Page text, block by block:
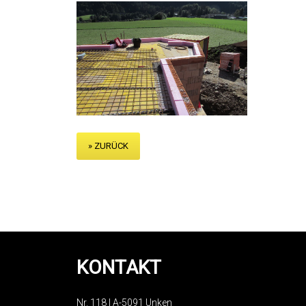
» ZURÜCK
KONTAKT
Nr. 118 | A-5091 Unken